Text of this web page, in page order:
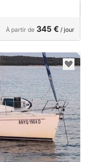
À partir de 345 € / jour